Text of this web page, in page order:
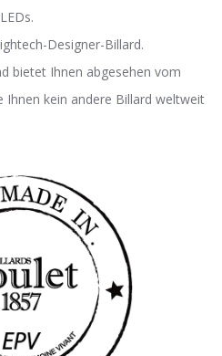
Designer-Billard.
bietet Ihnen abgesehen vom
Ihnen kein andere Billard weltweit